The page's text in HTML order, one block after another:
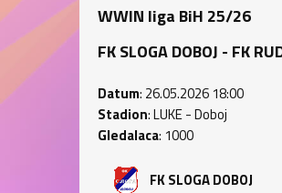
WWIN liga BiH 25/26
FK SLOGA DOBOJ - FK
Datum: 26.05.2026 18:00
Stadion: LUKE - Doboj
Gledalaca: 1000
FK SLOGA DOBOJ